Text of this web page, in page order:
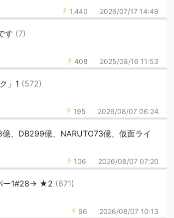
1,440 2026/07/17 14:49
す (7)
408 2025/08/16 11:53
」1 (572)
195 2026/08/07 06:24
、DB299億、NARUTO73億、仮面ライ
106 2026/08/07 07:20
ー1#28→ ★2 (671)
96 2026/08/07 10:13